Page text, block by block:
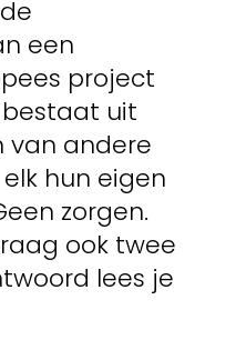
een
project
uit
van andere
hun eigen
zorgen.
ook twee
lees je